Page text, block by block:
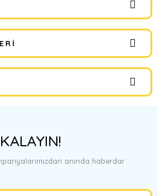
ilk yorumu siz yapın!
Yorum Yaz
ederiz.
veya görüntülenemiyor.
anında haberdar